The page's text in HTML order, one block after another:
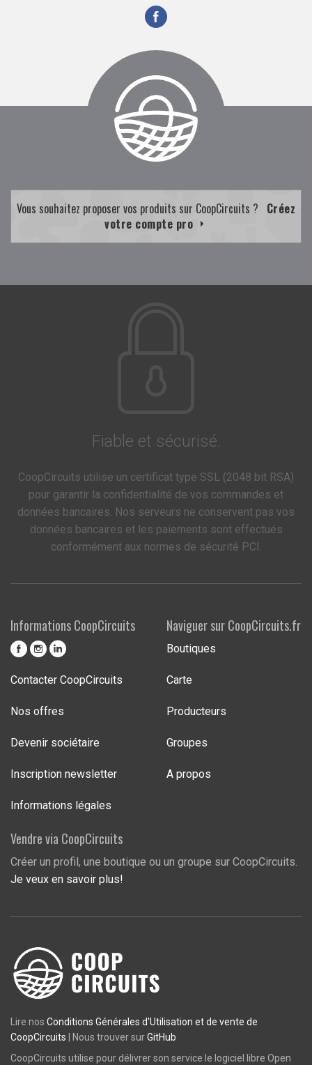
Vous souhaitez proposer vos produits sur CoopCircuits ? Créez
votre compte pro
Fiable et sécurisé.
CoopCircuits utilise un certificat type SSL (2048 bit RSA)
pour garantir la confidentialité de vos commandes et
données bancaires. Nos serveurs ne conservent pas vos
données bancaires et les paiements sont effectués
conformément aux normes de sécurité PCI.
Informations CoopCircuits
Contacter CoopCircuits
Nos offres
Devenir sociétaire
Inscription newsletter
Informations légales
Naviguer sur CoopCircuits.fr
Boutiques
Carte
Producteurs
Groupes
A propos
Vendre via CoopCircuits
Créer un profil, une boutique ou un groupe sur CoopCircuits.
Je veux en savoir plus!
Lire nos Conditions Générales d'Utilisation et de vente de
CoopCircuits | Nous trouver surGitHub
CoopCircuits utilise pour délivrer son service le logiciel libre Open